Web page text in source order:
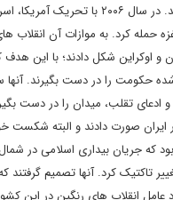
ی به عراق را صورت دادند. در سال ۲۰۰۶ با
سال ۲۰۰۸ به غزه حمله کرد. به موازات آن
اوکراین شکل دادند؛ با این هدف
حکومت را در دست بگیرند. آنها
ادعای تقلب، میدان را در دست
که جریان بیداری اسلامی در شمال
تاکتیک کرد. آنها تصمیم گرفتند
عامل انقلاب های رنگین در این